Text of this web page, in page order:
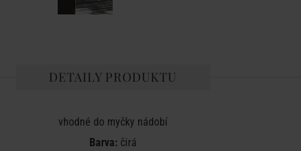
DETAILY PRODUKTU
vhodné do myčky nádobí
Barva:čirá